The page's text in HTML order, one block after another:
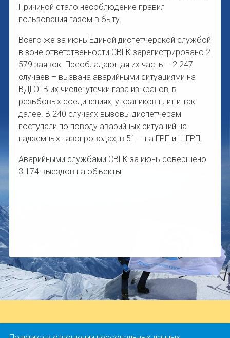
Причиной стало несоблюдение правил
пользования газом в быту.
Всего же за июнь Единой диспетчерской службой
в зоне ответственности СВГК зарегистрировано 2
579 заявок. Преобладающая их часть – 2 247
случаев – вызвана аварийными ситуациями на
ВДГО. В их числе: утечки газа из кранов, в
резьбовых соединениях, у краников плит и так
далее. В 240 случаях вызовы диспетчерам
поступали по поводу аварийных ситуаций на
надземных газопроводах, в 51 – на ГРП и ШГРП.
Аварийными службами СВГК за июнь совершено
3 174 выездов на объекты.